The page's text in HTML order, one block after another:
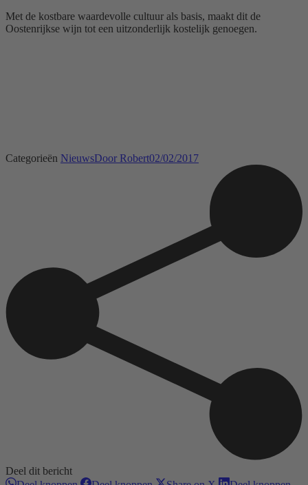
Met de kostbare waardevolle cultuur als basis, maakt dit de
Oostenrijkse wijn tot een uitzonderlijk kostelijk genoegen.
Categorieën NieuwsDoor Robert02/02/2017
Deel dit bericht